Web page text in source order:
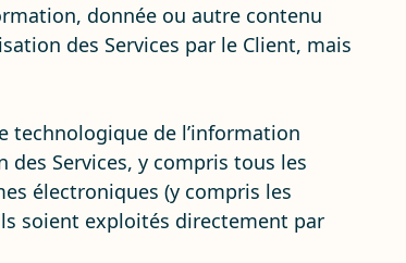
donnée ou autre contenu
des Services par le Client, mais
technologique de l’information
des Services, y compris tous les
électroniques (y compris les
soient exploités directement par